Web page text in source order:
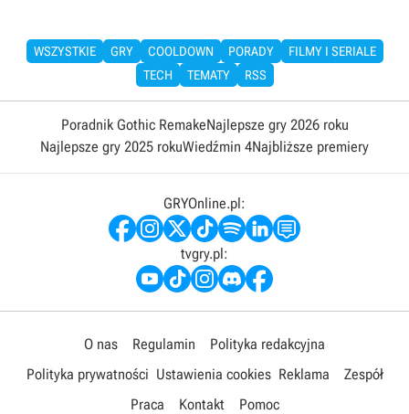
WSZYSTKIE GRY COOLDOWN PORADY
FILMY I SERIALE
TECH
TEMATY RSS
Poradnik Gothic RemakeNajlepsze gry 2026 roku
Najlepsze gry 2025 rokuWiedźmin 4Najbliższe premiery
GRYOnline.pl:
tvgry.pl:
O nas Regulamin
Polityka redakcyjna
Polityka prywatności Ustawienia cookies Reklama
Zespół
Praca
Kontakt Pomoc